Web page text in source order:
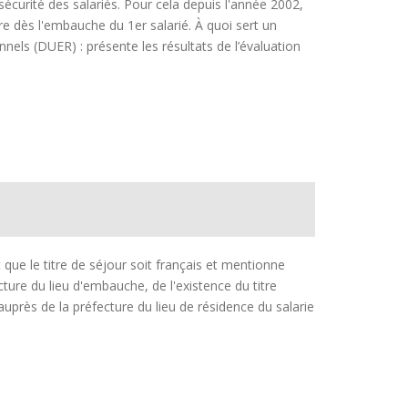
des salariés. Pour cela depuis l'année 2002,
dès l'embauche du 1er salarié. À quoi sert un
(DUER) : présente les résultats de l’évaluation
le titre de séjour soit français et mentionne
du lieu d'embauche, de l'existence du titre
de la préfecture du lieu de résidence du salarie